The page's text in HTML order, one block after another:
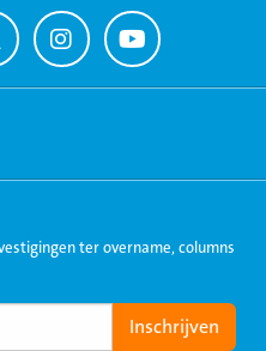
Ga
naar
Instagram
Ga
naar
Youtube
ter overname, columns